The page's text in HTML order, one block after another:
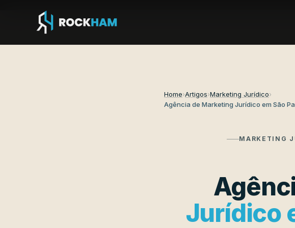
Home›Artigos›Marketing Jurídico›
Agência de Marketing Jurídico em São
MARKETING
Jurídico